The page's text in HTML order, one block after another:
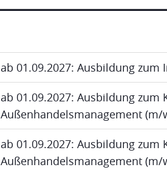
ab 01.09.2027: Ausbildung
ab 01.09.2027: Ausbildung zum
Außenhandelsmanagement (m/
ab 01.09.2027: Ausbildung zum
Außenhandelsmanagement (m/